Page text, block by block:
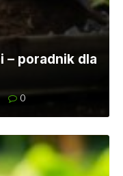
– poradnik dla
0